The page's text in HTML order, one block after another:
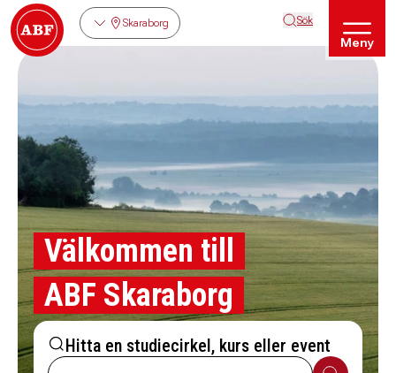
Skaraborg Sök
Meny
Välkommen till
ABF Skaraborg
Hitta en studiecirkel, kurs eller event